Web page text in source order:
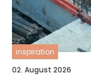
inspiration
02. August 2026